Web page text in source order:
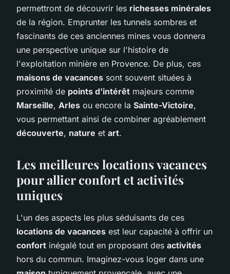
permettront de découvrir les richesses minérales
de la région. Emprunter les tunnels sombres et
fascinants de ces anciennes mines vous donnera
une perspective unique sur l'histoire de
l'exploitation minière en Provence. De plus, ces
maisons de vacances sont souvent situées à
proximité de points d'intérêt majeurs comme
Marseille, Arles ou encore la Sainte-Victoire,
vous permettant ainsi de combiner agréablement
découverte, nature et art.
Les meilleures locations vacances
pour allier confort et activités
uniques
L'un des aspects les plus séduisants de ces
locations de vacances est leur capacité à offrir un
confort inégalé tout en proposant des activités
hors du commun. Imaginez-vous loger dans une